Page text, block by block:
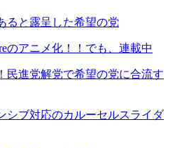
と露呈した希望の党
のアニメ化！！でも、連載中
民進党解党で希望の党に合流す
シブ対応のカルーセルスライダ